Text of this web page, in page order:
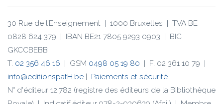
30 Rue de l’Enseignement | 1000 Bruxelles | TVA BE
0828 624 379 | IBAN BE21 7805 9293 0903 | BIC
GKCCBEBB
T. 02 356 46 16 | GSM 0498 05 19 80 | F. 02 361 10 79 |
info@editionspatH.be | Paiements et sécurité
N° d'éditeur 12.782 (registre des éditeurs de la Bibliothèque